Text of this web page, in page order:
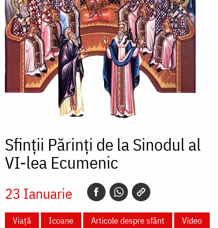
Sfinții Părinți de la Sinodul al
VI-lea Ecumenic
23 Ianuarie
Viață Icoane Articole despre sfânt
Video